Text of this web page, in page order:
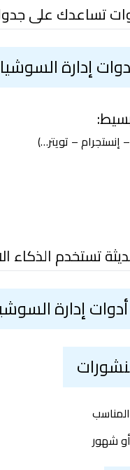
تساعدك على
إدارة
– تويتر…)
تستخدم الذكاء
إدارة
شهور